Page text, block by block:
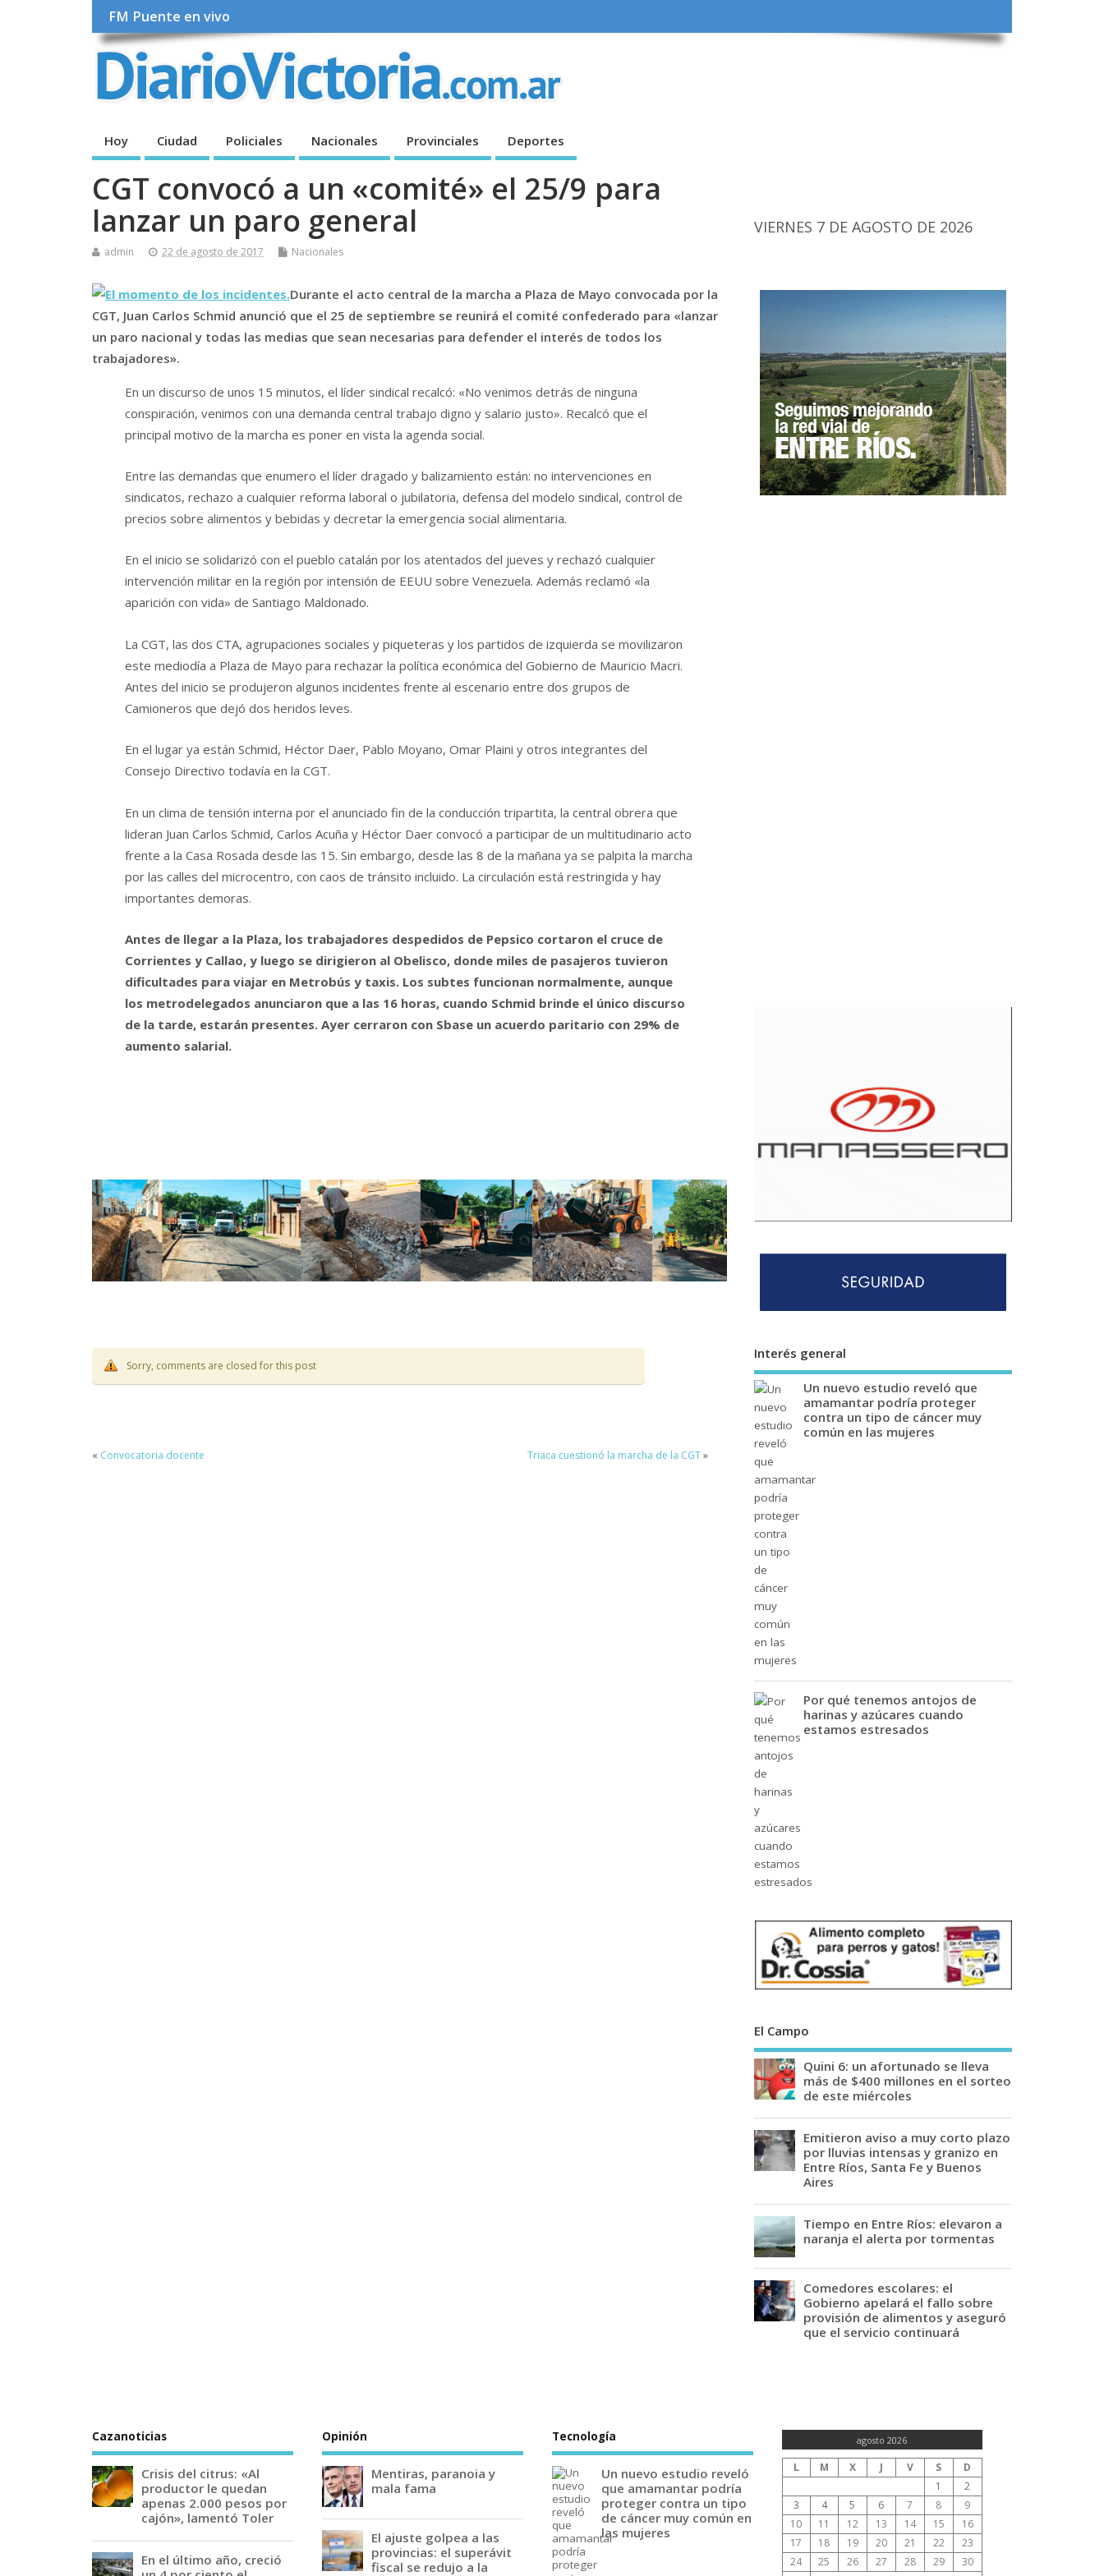
FM Puente en vivo
Hoy Ciudad Policiales Nacionales Provinciales Deportes
CGT convocó a un «comité» el 25/9 para
lanzar un paro general
admin 22 de agosto de 2017 Nacionales
Durante el acto central de la marcha a Plaza de Mayo convocada por la
CGT, Juan Carlos Schmid anunció que el 25 de septiembre se reunirá el comité confederado para «lanzar
un paro nacional y todas las medias que sean necesarias para defender el interés de todos los
trabajadores».
En un discurso de unos 15 minutos, el líder sindical recalcó: «No venimos detrás de ninguna
conspiración, venimos con una demanda central trabajo digno y salario justo». Recalcó que el
principal motivo de la marcha es poner en vista la agenda social.
Entre las demandas que enumero el líder dragado y balizamiento están: no intervenciones en
sindicatos, rechazo a cualquier reforma laboral o jubilatoria, defensa del modelo sindical, control de
precios sobre alimentos y bebidas y decretar la emergencia social alimentaria.
En el inicio se solidarizó con el pueblo catalán por los atentados del jueves y rechazó cualquier
intervención militar en la región por intensión de EEUU sobre Venezuela. Además reclamó «la
aparición con vida» de Santiago Maldonado.
La CGT, las dos CTA, agrupaciones sociales y piqueteras y los partidos de izquierda se movilizaron
este mediodía a Plaza de Mayo para rechazar la política económica del Gobierno de Mauricio Macri.
Antes del inicio se produjeron algunos incidentes frente al escenario entre dos grupos de
Camioneros que dejó dos heridos leves.
En el lugar ya están Schmid, Héctor Daer, Pablo Moyano, Omar Plaini y otros integrantes del
Consejo Directivo todavía en la CGT.
En un clima de tensión interna por el anunciado fin de la conducción tripartita, la central obrera que
lideran Juan Carlos Schmid, Carlos Acuña y Héctor Daer convocó a participar de un multitudinario acto
frente a la Casa Rosada desde las 15. Sin embargo, desde las 8 de la mañana ya se palpita la marcha
por las calles del microcentro, con caos de tránsito incluido. La circulación está restringida y hay
importantes demoras.
Antes de llegar a la Plaza, los trabajadores despedidos de Pepsico cortaron el cruce de
Corrientes y Callao, y luego se dirigieron al Obelisco, donde miles de pasajeros tuvieron
dificultades para viajar en Metrobús y taxis. Los subtes funcionan normalmente, aunque
los metrodelegados anunciaron que a las 16 horas, cuando Schmid brinde el único discurso
de la tarde, estarán presentes. Ayer cerraron con Sbase un acuerdo paritario con 29% de
aumento salarial.
Sorry, comments are closed for this post
« Convocatoria docente Triaca cuestionó la marcha de la CGT»
VIERNES 7 DE AGOSTO DE 2026
Interés general
Un nuevo estudio reveló que
amamantar podría proteger
contra un tipo de cáncer muy
común en las mujeres
Por qué tenemos antojos de
harinas y azúcares cuando
estamos estresados
El Campo
Quini 6: un afortunado se lleva
más de $400 millones en el sorteo
de este miércoles
Emitieron aviso a muy corto plazo
por lluvias intensas y granizo en
Entre Ríos, Santa Fe y Buenos
Aires
Tiempo en Entre Ríos: elevaron a
naranja el alerta por tormentas
Comedores escolares: el
Gobierno apelará el fallo sobre
provisión de alimentos y aseguró
que el servicio continuará
Cazanoticias
Crisis del citrus: «Al
productor le quedan
apenas 2.000 pesos por
cajón», lamentó Toler
En el último año, creció
Opinión
Mentiras, paranoia y
mala fama
El ajuste golpea a las
provincias: el superávit
fiscal se redujo a la
Tecnología
Un nuevo estudio reveló
que amamantar podría
proteger contra un tipo
de cáncer muy común en
las mujeres
agosto 2026
L M X J V S
D
1
2
3
4 5 6 7 8
9
10
11 12 13 14 15
16
17
18 19 20 21 22
23
24
25 26 27 28 29
30